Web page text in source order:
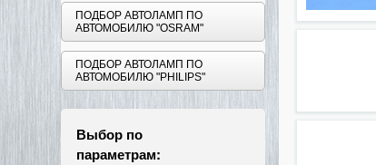
ПОДБОР АВТОЛАМП ПО
АВТОМОБИЛЮ "OSRAM"
ПОДБОР АВТОЛАМП ПО
АВТОМОБИЛЮ "PHILIPS"
Выбор по
параметрам: